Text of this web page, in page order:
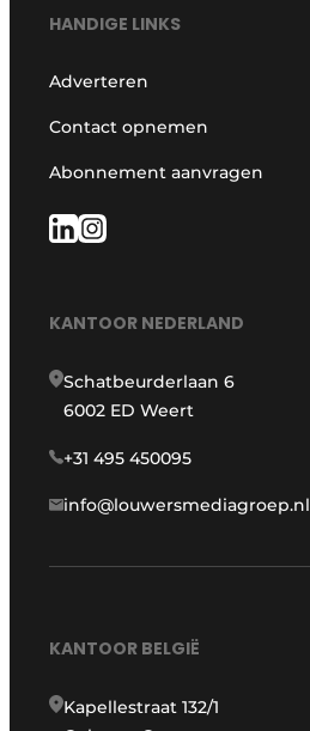
HANDIGE LINKS
Adverteren
Contact opnemen
Abonnement aanvragen
KANTOOR NEDERLAND
Schatbeurderlaan 6
6002 ED Weert
+31 495 450095
info@louwersmediagroep.nl
KANTOOR BELGIË
Kapellestraat 132/1